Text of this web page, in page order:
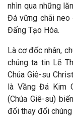
nhìn qua những
Đá vững chãi neo
Đấng Tạo Hóa.
Là cơ đốc nhân,
chúng ta tin Lẽ
Chúa Giê-su
là Vầng Đá Kim
(Chúa Giê-su)
đối thay đổi chúng